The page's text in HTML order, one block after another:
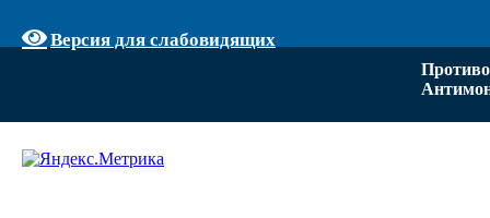
Версия для слабовидящих